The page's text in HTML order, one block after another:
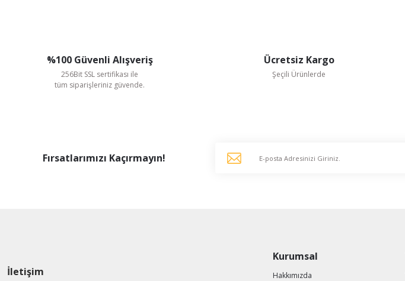
%100 Güvenli Alışveriş
256Bit SSL sertifikası ile
tüm siparişleriniz güvende.
Ücretsiz Kargo
Şeçili Ürünlerde
Fırsatlarımızı Kaçırmayın!
İletişim
Kurumsal
Hakkımızda